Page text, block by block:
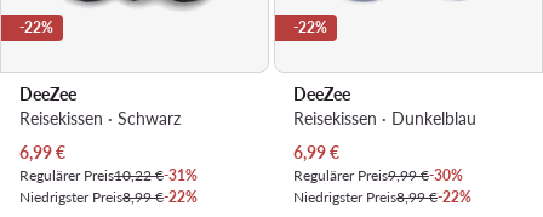
-22%
DeeZee
Reisekissen · Schwarz
Aktueller Preis
6,99€
Regulärer Preis10,22 €-31%
Niedrigster Preis8,99 €-22%
-22%
DeeZee
Reisekissen · Dunkelblau
Aktueller Preis
6,99€
Regulärer Preis9,99 €-30%
Niedrigster Preis8,99 €-22%